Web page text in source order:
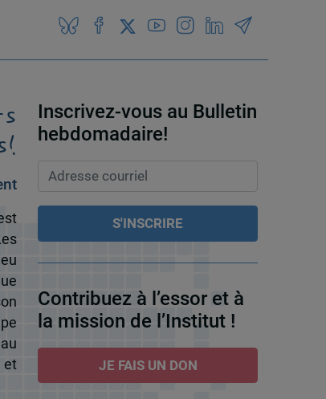
Inscrivez-vous au Bulletin
hebdomadaire!
Contribuez à l’essor et à
la mission de l’Institut !
JE FAIS UN DON